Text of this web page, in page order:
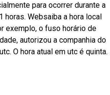
para ocorrer durante a
horas. Websaiba a hora local
exemplo, o fuso horário de
autorizou a companhia do
O hora atual em utc é quinta.